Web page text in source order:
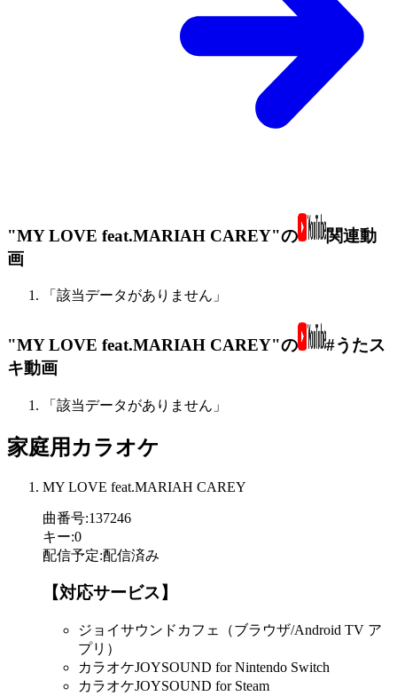
"MY LOVE feat.MARIAH CAREY"の
関連動
画
「該当データがありません」
"MY LOVE feat.MARIAH CAREY"の
#うたス
キ動画
「該当データがありません」
家庭用カラオケ
MY LOVE feat.MARIAH CAREY
曲番号:137246
キー:0
配信予定:配信済み
【対応サービス】
ジョイサウンドカフェ（ブラウザ/Android TV ア
プリ）
カラオケJOYSOUND for Nintendo Switch
カラオケJOYSOUND for Steam